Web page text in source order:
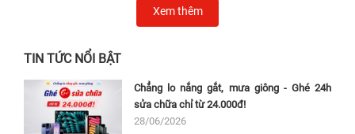
Xem thêm
TIN TỨC NỔI BẬT
Chẳng lo nắng gắt, mưa giông - Ghé 24h
sửa chữa chỉ từ 24.000đ!
28/06/2026